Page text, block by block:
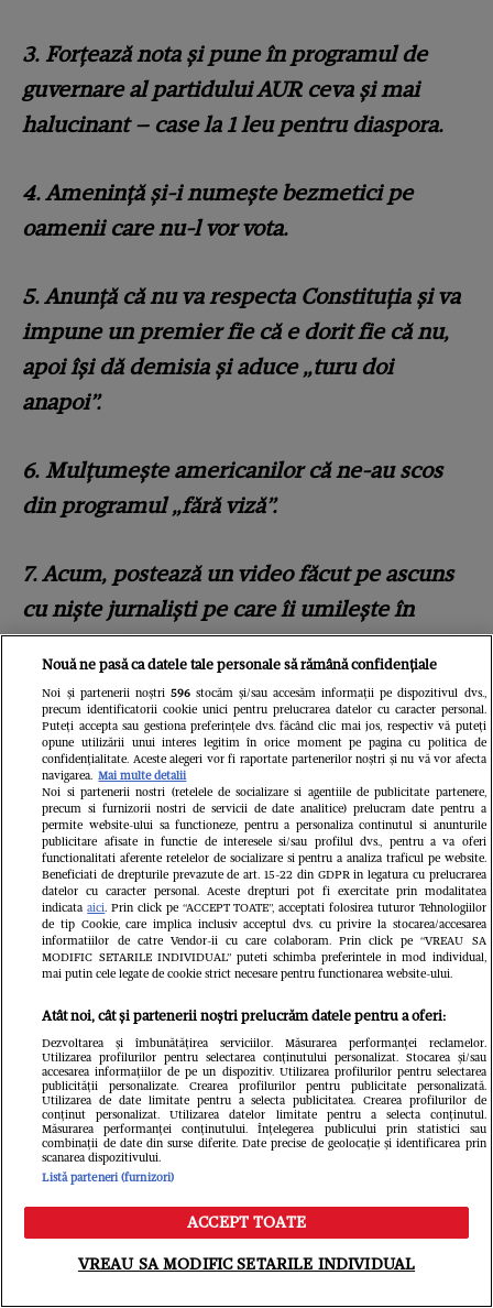
3. Forțează nota și pune în programul de
guvernare al partidului AUR ceva și mai
halucinant – case la 1 leu pentru diaspora.
4. Amenință și-i numește bezmetici pe
oamenii care nu-l vor vota.
5. Anunță că nu va respecta Constituția și va
impune un premier fie că e dorit fie că nu,
apoi își dă demisia și aduce „turu doi
anapoi”.
6. Mulțumește americanilor că ne-au scos
din programul „fără viză”.
7. Acum, postează un video făcut pe ascuns
cu niște jurnaliști pe care îi umilește în
biroul lui (ilegal – filmarea și publicarea ei).
Deci? Care e strategia lui Simion? Pe mine
mă depășește, pe cuvânt', a scris jurnalista.
Citește și:Cauza infarctului lui Andrew, fiul
Ozanei Barabancea. Ce l-a avertizat artista
cu doar o lună înainte: „Au fost semne, dar
nu le-a luat în considerare'
Meniu Caută
Nouă ne pasă ca datele tale personale să rămână confidențiale
Noi și partenerii noștri 596stocăm și/sau accesăm informații pe dispozitivul dvs.,
precum identificatorii cookie unici pentru prelucrarea datelor cu caracter personal.
Puteți accepta sau gestiona preferințele dvs. făcând clic mai jos, respectiv vă puteți
opune utilizării unui interes legitim în orice moment pe pagina cu politica de
confidențialitate. Aceste alegeri vor fi raportate partenerilor noștri și nu vă vor afecta
navigarea. Mai multe detalii
Noi si partenerii nostri (retelele de socializare si agentiile de publicitate partenere,
precum si furnizorii nostri de servicii de date analitice) prelucram date pentru a
permite website-ului sa functioneze, pentru a personaliza continutul si anunturile
publicitare afisate in functie de interesele si/sau profilul dvs., pentru a va oferi
functionalitati aferente retelelor de socializare si pentru a analiza traficul pe website.
Beneficiati de drepturile prevazute de art. 15-22 din GDPR in legatura cu prelucrarea
datelor cu caracter personal. Aceste drepturi pot fi exercitate prin modalitatea
indicataaici. Prin click pe “ACCEPT TOATE”, acceptati folosirea tuturor Tehnologiilor
de tip Cookie, care implica inclusiv acceptul dvs. cu privire la stocarea/accesarea
informatiilor de catre Vendor-ii cu care colaboram. Prin click pe “VREAU SA
MODIFIC SETARILE INDIVIDUAL” puteti schimba preferintele in mod individual,
mai putin cele legate de cookie strict necesare pentru functionarea website-ului.
Atât noi, cât și partenerii noștri prelucrăm datele pentru a oferi:
Dezvoltarea și îmbunătățirea serviciilor. Măsurarea performanței reclamelor.
Utilizarea profilurilor pentru selectarea conținutului personalizat. Stocarea și/sau
accesarea informațiilor de pe un dispozitiv. Utilizarea profilurilor pentru selectarea
publicității personalizate. Crearea profilurilor pentru publicitate personalizată.
Utilizarea de date limitate pentru a selecta publicitatea. Crearea profilurilor de
conținut personalizat. Utilizarea datelor limitate pentru a selecta conținutul.
Măsurarea performanței conținutului. Înțelegerea publicului prin statistici sau
combinații de date din surse diferite. Date precise de geolocație și identificarea prin
scanarea dispozitivului.
Listă parteneri (furnizori)
ACCEPT TOATE
VREAU SA MODIFIC SETARILE INDIVIDUAL